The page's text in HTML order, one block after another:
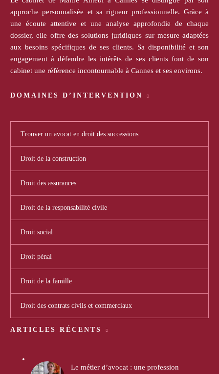
approche personnalisée et sa rigueur professionnelle. Grâce à
une écoute attentive et une analyse approfondie de chaque
dossier, elle offre des solutions juridiques sur mesure adaptées
aux besoins spécifiques de ses clients. Sa disponibilité et son
engagement à défendre les intérêts de ses clients font de son
cabinet une référence incontournable à Cannes et ses environs.
DOMAINES D’INTERVENTION
Trouver un avocat en droit des successions
Droit de la construction
Droit des assurances
Droit de la responsabilité civile
Droit social
Droit pénal
Droit de la famille
Droit des contrats civils et commerciaux
ARTICLES RÉCENTS
Le métier d’avocat : une profession